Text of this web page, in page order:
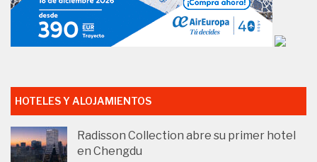
HOTELES Y ALOJAMIENTOS
Radisson Collection abre su primer hotel
en Chengdu